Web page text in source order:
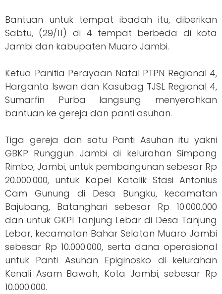
Bantuan untuk tempat ibadah itu, diberikan
Sabtu, (29/11) di 4 tempat berbeda di kota
Jambi dan kabupaten Muaro Jambi.
Ketua Panitia Perayaan Natal PTPN Regional 4,
Harganta Iswan dan Kasubag TJSL Regional 4,
Sumarfin Purba langsung menyerahkan
bantuan ke gereja dan panti asuhan.
Tiga gereja dan satu Panti Asuhan itu yakni
GBKP Runggun Jambi di kelurahan Simpang
Rimbo, Jambi, untuk pembangunan sebesar Rp
20.000.000, untuk Kapel Katolik Stasi Antonius
Cam Gunung di Desa Bungku, kecamatan
Bajubang, Batanghari sebesar Rp 10.000.000
dan untuk GKPI Tanjung Lebar di Desa Tanjung
Lebar, kecamatan Bahar Selatan Muaro Jambi
sebesar Rp 10.000.000, serta dana operasional
untuk Panti Asuhan Epiginosko di kelurahan
Kenali Asam Bawah, Kota Jambi, sebesar Rp
10.000.000.